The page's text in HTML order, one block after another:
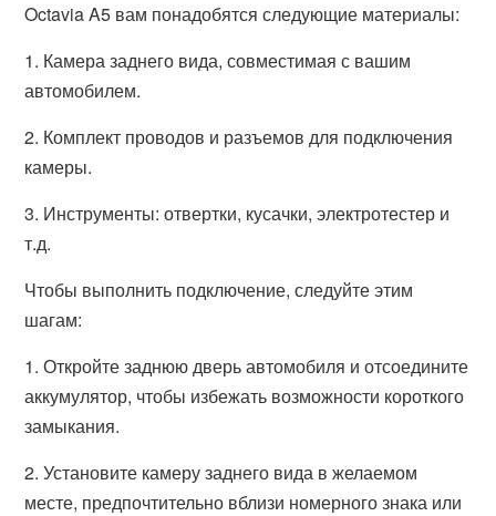
Octavia A5 вам понадобятся следующие материалы:
1. Камера заднего вида, совместимая с вашим
автомобилем.
2. Комплект проводов и разъемов для подключения
камеры.
3. Инструменты: отвертки, кусачки, электротестер и
т.д.
Чтобы выполнить подключение, следуйте этим
шагам:
1. Откройте заднюю дверь автомобиля и отсоедините
аккумулятор, чтобы избежать возможности короткого
замыкания.
2. Установите камеру заднего вида в желаемом
месте, предпочтительно вблизи номерного знака или